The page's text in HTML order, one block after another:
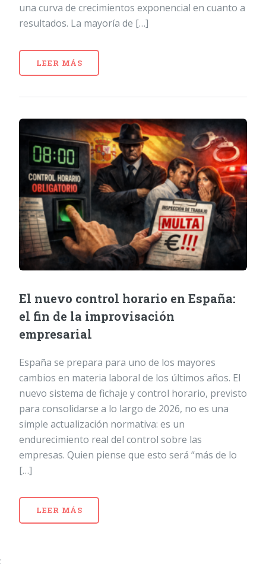
una curva de crecimientos exponencial en cuanto a
resultados. La mayoría de […]
LEER MÁS
El nuevo control horario en España:
el fin de la improvisación
empresarial
España se prepara para uno de los mayores
cambios en materia laboral de los últimos años. El
nuevo sistema de fichaje y control horario, previsto
para consolidarse a lo largo de 2026, no es una
simple actualización normativa: es un
endurecimiento real del control sobre las
empresas. Quien piense que esto será “más de lo
[…]
LEER MÁS
;